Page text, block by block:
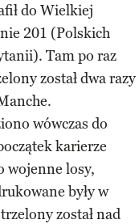
do Wielkiej
201 (Polskich
Tam po raz
został dwa razy
wówczas do
karierze
wojenne losy,
były w
został nad